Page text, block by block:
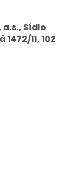
a.s., Sídlo
11, 102